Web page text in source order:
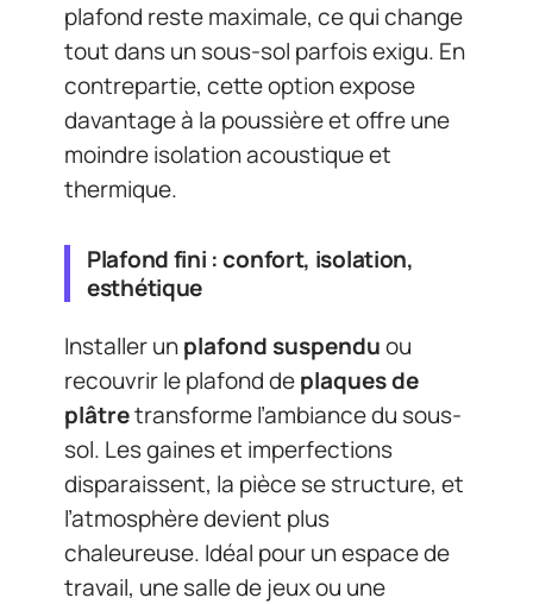
plafond reste maximale, ce qui change
tout dans un sous-sol parfois exigu. En
contrepartie, cette option expose
davantage à la poussière et offre une
moindre isolation acoustique et
thermique.
Plafond fini : confort, isolation,
esthétique
Installer unplafond suspenduou
recouvrir le plafond deplaques de
plâtretransforme l’ambiance du sous-
sol. Les gaines et imperfections
disparaissent, la pièce se structure, et
l’atmosphère devient plus
chaleureuse. Idéal pour un espace de
travail, une salle de jeux ou une